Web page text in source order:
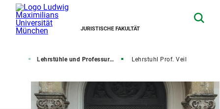
JURISTISCHE FAKULTÄT
Lehrstühle und Professuren für Bürgerliches Recht Lehrstuhl Prof. Veil